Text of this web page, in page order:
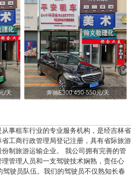
/天 奔驰E300 450-550元/天
事租车行业的专业服务机构，是经吉林省
工商行政管理局登记注册，具有省际旅游
制旅游运输企业。 我公司拥有完善的管
管理人员和一支驾驶技术娴熟，责任心
驶员队伍。我们的驾驶员不仅熟知长春